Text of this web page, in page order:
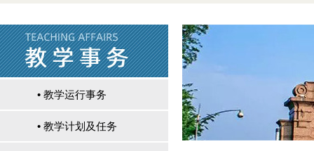
• 教学运行事务
• 教学计划及任务